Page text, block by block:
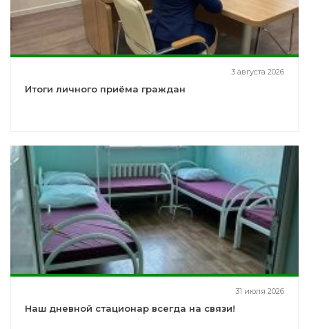
3 августа 2026
Итоги личного приёма граждан
31 июля 2026
Наш дневной стационар всегда на связи!